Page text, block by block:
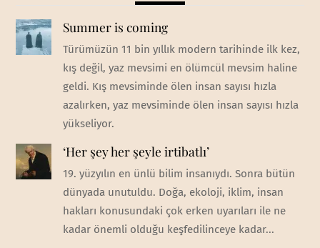
Summer is coming
Türümüzün 11 bin yıllık modern tarihinde ilk kez,
kış değil, yaz mevsimi en ölümcül mevsim haline
geldi. Kış mevsiminde ölen insan sayısı hızla
azalırken, yaz mevsiminde ölen insan sayısı hızla
yükseliyor.
‘Her şey her şeyle irtibatlı’
19. yüzyılın en ünlü bilim insanıydı. Sonra bütün
dünyada unutuldu. Doğa, ekoloji, iklim, insan
hakları konusundaki çok erken uyarıları ile ne
kadar önemli olduğu keşfedilinceye kadar...